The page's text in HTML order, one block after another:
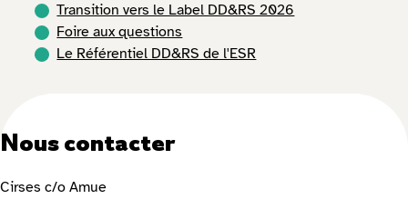
Transition vers le Label DD&RS 2026
Foire aux questions
Le Référentiel DD&RS de l'ESR
Nous contacter
Cirses c/o Amue